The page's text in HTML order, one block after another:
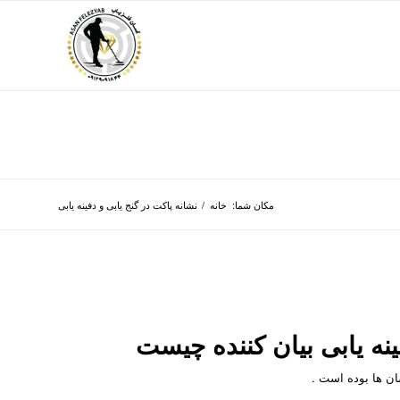
مکان شما: خانه / نشانه پاکت در گنج یابی و دفینه یابی
یابی بیان کننده چیست
ها بوده است .